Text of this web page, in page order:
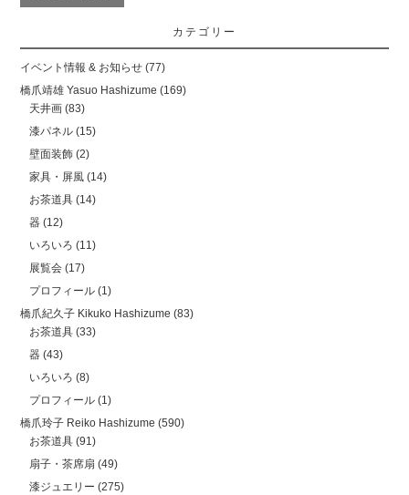
カテゴリー
イベント情報 & お知らせ (77)
橋爪靖雄 Yasuo Hashizume (169)
天井画 (83)
漆パネル (15)
壁面装飾 (2)
家具・屏風 (14)
お茶道具 (14)
器 (12)
いろいろ (11)
展覧会 (17)
プロフィール (1)
橋爪紀久子 Kikuko Hashizume (83)
お茶道具 (33)
器 (43)
いろいろ (8)
プロフィール (1)
橋爪玲子 Reiko Hashizume (590)
お茶道具 (91)
扇子・茶席扇 (49)
漆ジュエリー (275)